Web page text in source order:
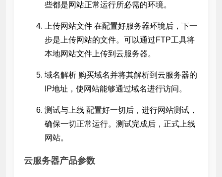
些都是网站正常运行所必需的环境。
上传网站文件 在配置好服务器环境后，下一
步是上传网站的文件。可以通过FTP工具将
本地网站文件上传到云服务器。
域名解析 购买域名并将其解析到云服务器的
IP地址，使网站能够通过域名进行访问。
测试与上线 配置好一切后，进行网站测试，
确保一切正常运行。测试完成后，正式上线
网站。
云服务器产品参数